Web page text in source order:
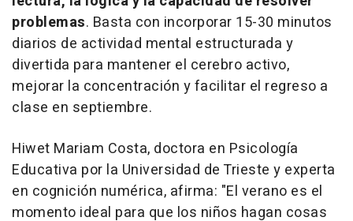
problemas. Basta con incorporar 15-30 minutos
diarios de actividad mental estructurada y
divertida para mantener el cerebro activo,
mejorar la concentración y facilitar el regreso a
clase en septiembre.
Hiwet Mariam Costa, doctora en Psicología
Educativa por la Universidad de Trieste y experta
en cognición numérica, afirma: "El verano es el
momento ideal para que los niños hagan cosas